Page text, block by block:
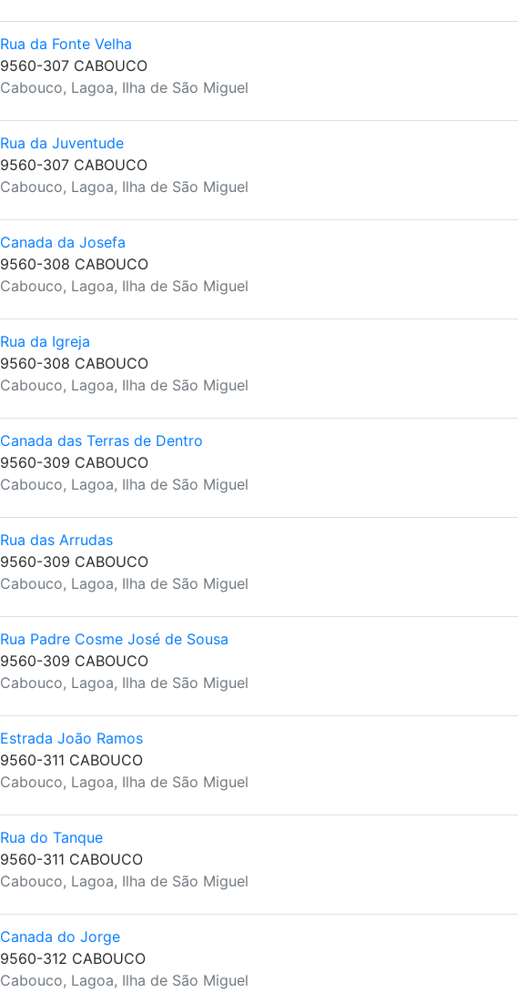
Rua da Fonte Velha
9560-307 CABOUCO
Cabouco, Lagoa, Ilha de São Miguel
Rua da Juventude
9560-307 CABOUCO
Cabouco, Lagoa, Ilha de São Miguel
Canada da Josefa
9560-308 CABOUCO
Cabouco, Lagoa, Ilha de São Miguel
Rua da Igreja
9560-308 CABOUCO
Cabouco, Lagoa, Ilha de São Miguel
Canada das Terras de Dentro
9560-309 CABOUCO
Cabouco, Lagoa, Ilha de São Miguel
Rua das Arrudas
9560-309 CABOUCO
Cabouco, Lagoa, Ilha de São Miguel
Rua Padre Cosme José de Sousa
9560-309 CABOUCO
Cabouco, Lagoa, Ilha de São Miguel
Estrada João Ramos
9560-311 CABOUCO
Cabouco, Lagoa, Ilha de São Miguel
Rua do Tanque
9560-311 CABOUCO
Cabouco, Lagoa, Ilha de São Miguel
Canada do Jorge
9560-312 CABOUCO
Cabouco, Lagoa, Ilha de São Miguel